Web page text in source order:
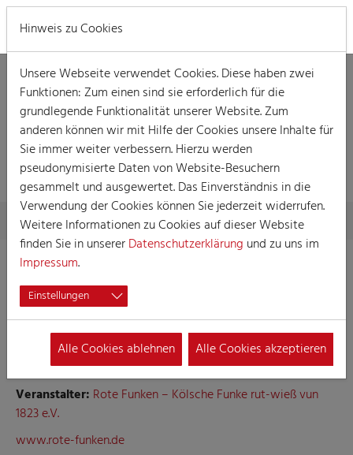
VERANSTALTUNG
Skip to main content
You are here:
Home Session Veranstaltungen Veranstaltung
Ausstellung: Zeichnungen Dieter
Beumling der Roten Funken
28.10.2022 13:30
Sonstiges
Ülepooz
Veranstalter: Rote Funken – Kölsche Funke rut-wieß vun
1823 e.V.
www.rote-funken.de
Hinweis zu Cookies
Unsere Webseite verwendet Cookies. Diese haben zwei
Funktionen: Zum einen sind sie erforderlich für die
grundlegende Funktionalität unserer Website. Zum
anderen können wir mit Hilfe der Cookies unsere Inhalte für
Sie immer weiter verbessern. Hierzu werden
pseudonymisierte Daten von Website-Besuchern
gesammelt und ausgewertet. Das Einverständnis in die
Verwendung der Cookies können Sie jederzeit widerrufen.
Weitere Informationen zu Cookies auf dieser Website
finden Sie in unsererDatenschutzerklärung und zu uns im
Impressum.
Einstellungen
Alle Cookies ablehnen Alle Cookies akzeptieren